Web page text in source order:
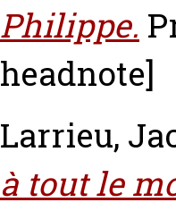
Philippe.
headnote]
Larrieu,
à tout le